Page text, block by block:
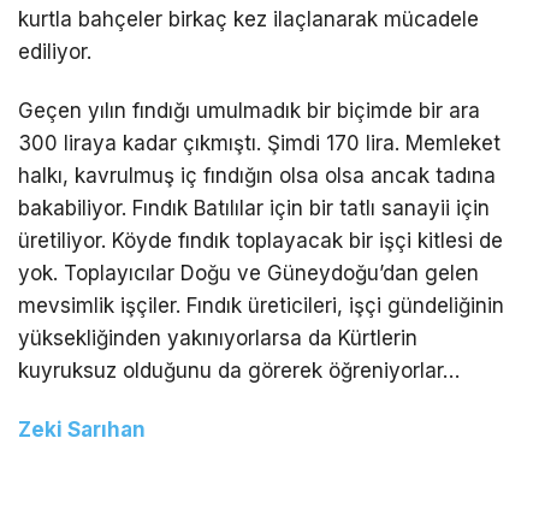
kurtla bahçeler birkaç kez ilaçlanarak mücadele
ediliyor.
Geçen yılın fındığı umulmadık bir biçimde bir ara
300 liraya kadar çıkmıştı. Şimdi 170 lira. Memleket
halkı, kavrulmuş iç fındığın olsa olsa ancak tadına
bakabiliyor. Fındık Batılılar için bir tatlı sanayii için
üretiliyor. Köyde fındık toplayacak bir işçi kitlesi de
yok. Toplayıcılar Doğu ve Güneydoğu’dan gelen
mevsimlik işçiler. Fındık üreticileri, işçi gündeliğinin
yüksekliğinden yakınıyorlarsa da Kürtlerin
kuyruksuz olduğunu da görerek öğreniyorlar…
Zeki Sarıhan